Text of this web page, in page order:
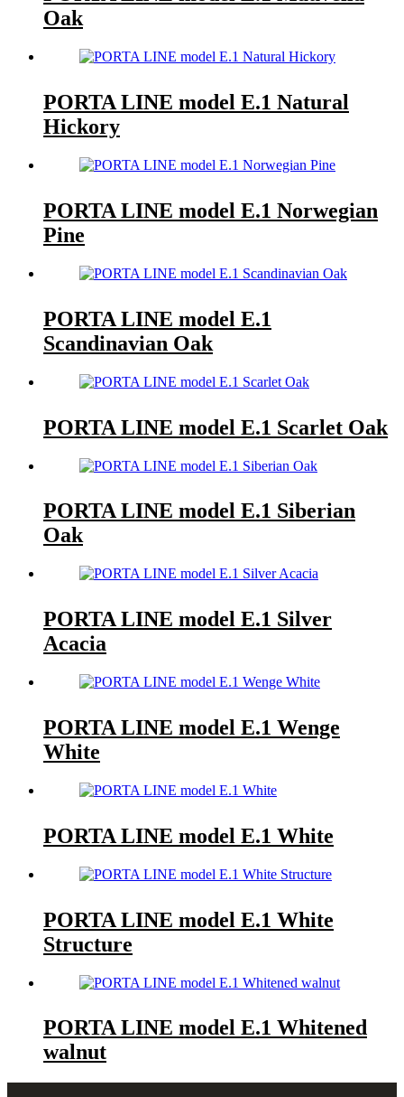
Oak
PORTA LINE model E.1 Natural
Hickory
PORTA LINE model E.1 Norwegian
Pine
PORTA LINE model E.1
Scandinavian Oak
PORTA LINE model E.1 Scarlet Oak
PORTA LINE model E.1 Siberian
Oak
PORTA LINE model E.1 Silver
Acacia
PORTA LINE model E.1 Wenge
White
PORTA LINE model E.1 White
PORTA LINE model E.1 White
Structure
PORTA LINE model E.1 Whitened
walnut